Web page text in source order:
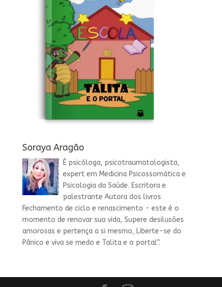
Soraya Aragão
É psicóloga, psicotraumatologista,
expert em Medicina Psicossomática e
Psicologia da Saúde. Escritora e
palestrante Autora dos livros
Fechamento de ciclo e renascimento - este é o
momento de renovar sua vida, Supere desilusões
amorosas e pertença a si mesmo, Liberte-se do
Pânico e viva se medo e Talita e o portal”.